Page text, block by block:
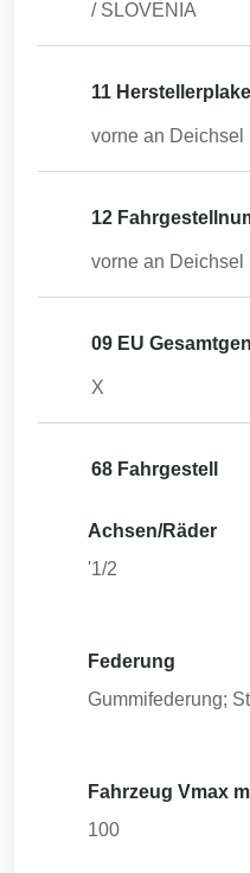
/ SLOVENIA
11
vorne an Deichsel
12
vorne an Deichsel
09 EU
X
68 Fahrgestell
Achsen/Räder
'1/2
Federung
Gummifederung;
Fahrzeug Vmax
100